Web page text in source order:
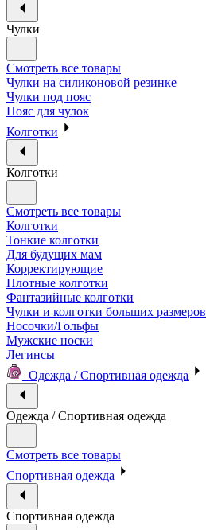
Чулки
Смотреть все товары
Чулки на силиконовой резинке
Чулки под пояс
Пояс для чулок
Колготки
Колготки
Смотреть все товары
Колготки
Тонкие колготки
Для будущих мам
Корректирующие
Плотные колготки
Фантазийные колготки
Чулки и колготки больших размеров
Носочки/Гольфы
Мужские носки
Легинсы
Одежда / Спортивная одежда
Одежда / Спортивная одежда
Смотреть все товары
Спортивная одежда
Спортивная одежда